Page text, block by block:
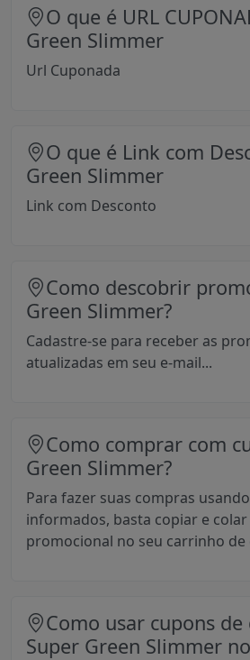
O que é URL
Green Slimmer
Url Cuponada
O que é Link com
Green Slimmer
Link com Desconto
Como descobrir
Green Slimmer?
Cadastre-se para receber as
atualizadas em seu e-mail...
Como comprar com
Green Slimmer?
Para fazer suas compras
informados, basta copiar e
promocional no seu carrinho de
Como usar cupons de
Super Green Slimmer